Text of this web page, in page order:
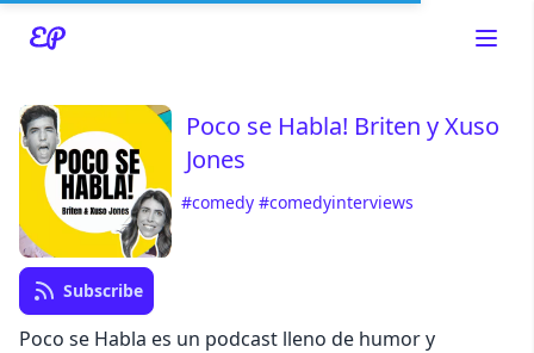
Read about our content policieshere
Poco se Habla! Briten y Xuso
Jones
#comedy #comedyinterviews
Subscribe
Poco se Habla es un podcast lleno de humor y